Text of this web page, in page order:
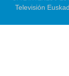
Televisión